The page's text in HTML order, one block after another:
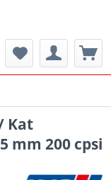
Kat
mm 200 cpsi